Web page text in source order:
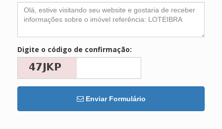
Digite o código de confirmação:
Enviar Formulário